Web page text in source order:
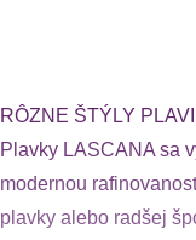
RÔZNE ŠTÝLY
Plavky LASCANA sa
modernou
plavky alebo radšej